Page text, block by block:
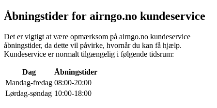
Åbningstider for airngo.no kundeservice
Det er vigtigt at være opmærksom på airngo.no kundeservice
åbningstider, da dette vil påvirke, hvornår du kan få hjælp.
Kundeservice er normalt tilgængelig i følgende tidsrum:
Dag
Åbningstider
Mandag-fredag 08:00-20:00
Lørdag-søndag 10:00-18:00